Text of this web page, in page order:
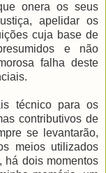
onera os seus
apelidar os
cuja base de
e não
falha deste
técnico para os
contributivos de
se levantarão,
meios utilizados
há dois momentos